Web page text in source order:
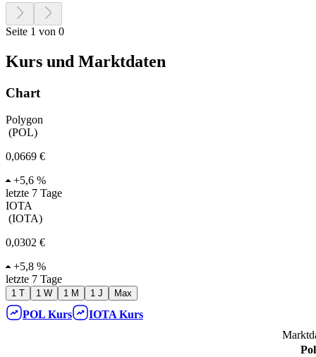
Seite 1 von 0
Kurs und Marktdaten
Chart
Polygon
(POL)
0,0669 €
+5,6 %
letzte 7 Tage
IOTA
(IOTA)
0,0302 €
+5,8 %
letzte 7 Tage
1 T 1 W 1 M 1 J Max
POL Kurs IOTA Kurs